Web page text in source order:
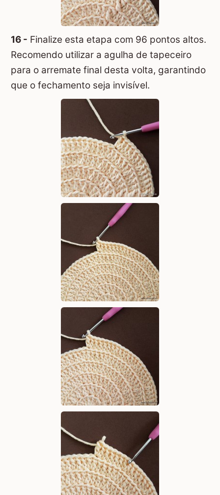
16 - Finalize esta etapa com 96 pontos altos.
Recomendo utilizar a agulha de tapeceiro
para o arremate final desta volta, garantindo
que o fechamento seja invisível.